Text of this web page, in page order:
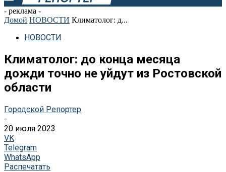
- реклама -
Домой НОВОСТИ Климатолог: д...
НОВОСТИ
Климатолог: до конца месяца
дожди точно не уйдут из Ростовской
области
Городской Репортер
-
20 июля 2023
VK
Telegram
WhatsApp
Распечатать